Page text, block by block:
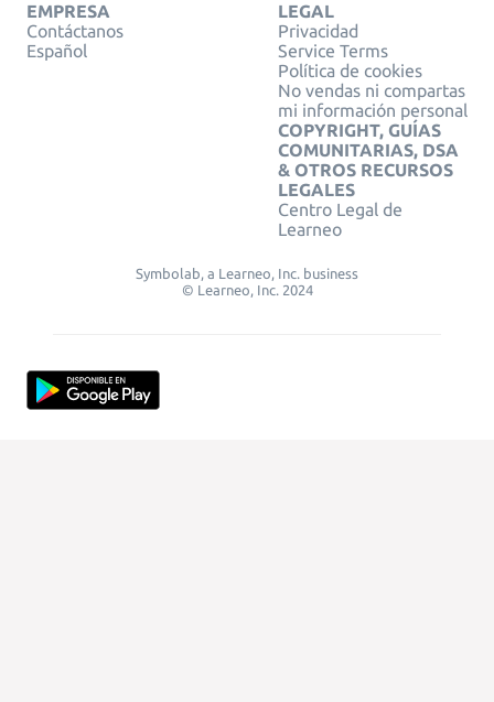
EMPRESA
Contáctanos
Español
LEGAL
Privacidad
Service Terms
Política de cookies
No vendas ni compartas
mi información personal
COPYRIGHT, GUÍAS
COMUNITARIAS, DSA
& OTROS RECURSOS
LEGALES
Centro Legal de
Learneo
Symbolab, a Learneo, Inc. business
© Learneo, Inc. 2024